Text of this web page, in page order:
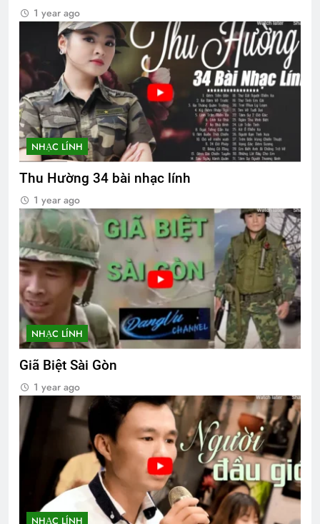
1 year ago
NHẠC LÍNH
Thu Hường 34 bài nhạc lính
1 year ago
NHẠC LÍNH
Giã Biệt Sài Gòn
1 year ago
NHẠC LÍNH